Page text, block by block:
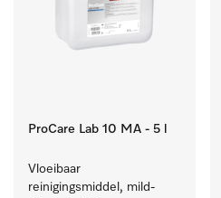
ProCare Lab 10 MA - 5 l
Vloeibaar
reinigingsmiddel, mild-